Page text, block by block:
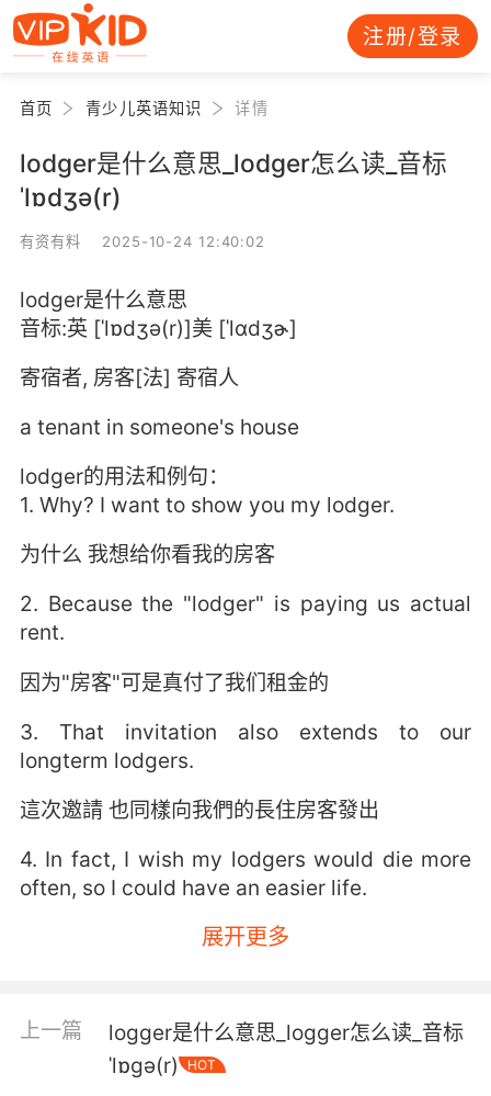
注册/登录
首页 青少儿英语知识 详情
lodger是什么意思_lodger怎么读_音标
ˈlɒdʒə(r)
有资有料 2025-10-24 12:40:02
lodger是什么意思
音标:英 [ˈlɒdʒə(r)]美 [ˈlɑdʒɚ]
寄宿者, 房客[法] 寄宿人
a tenant in someone's house
lodger的用法和例句：
1. Why? I want to show you my lodger.
为什么 我想给你看我的房客
2. Because the "lodger" is paying us actual
rent.
因为"房客"可是真付了我们租金的
3. That invitation also extends to our
longterm lodgers.
這次邀請 也同樣向我們的長住房客發出
4. In fact, I wish my lodgers would die more
often, so I could have an easier life.
事实上我倒希望多死几个房客 我会过的轻松些
展开更多
上一篇
logger是什么意思_logger怎么读_音标
ˈlɒgə(r)
HOT